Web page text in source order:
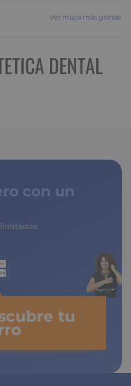
Ver mapa más grande
DENTAL
con un
tu